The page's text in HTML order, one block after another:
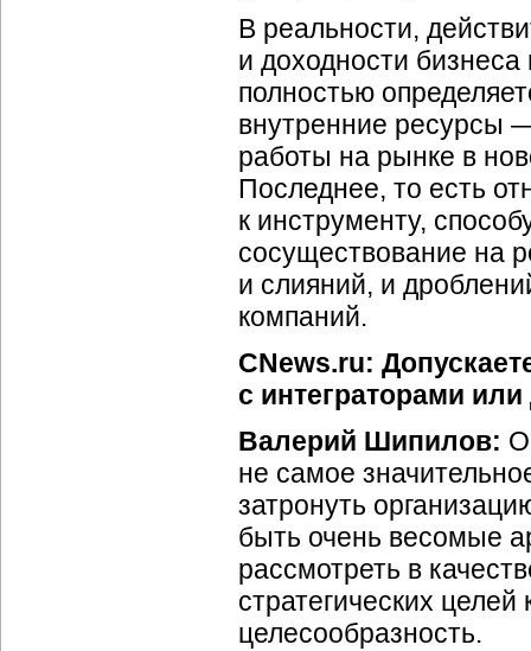
В реальности,
и доходности
полностью
внутренние ресурсы
работы на рынке в
Последнее, то есть
к инструменту,
сосуществование на
и слияний, и
компаний.
CNews.ru:
с интеграторами
Валерий Шипилов:
не самое
затронуть
быть очень весомые
рассмотреть в
стратегических
целесообразность.